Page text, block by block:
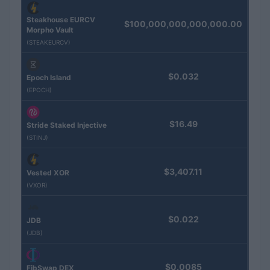
Steakhouse EURCV
Morpho Vault
(STEAKEURCV)
$100,000,000,000,000.00
Epoch Island
(EPOCH)
$0.032
Stride Staked Injective
(STINJ)
$16.49
Vested XOR
(VXOR)
$3,407.11
JDB
(JDB)
$0.022
FibSwap DEX $0.0085